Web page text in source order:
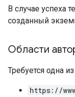
В случае успеха
созданный
Области
Требуется одна
https://